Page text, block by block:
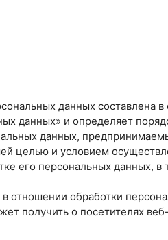
данных составлена
данных» и определяет
данных,
целью и условием
его персональных данных,
отношении обработки
получить о посетителях